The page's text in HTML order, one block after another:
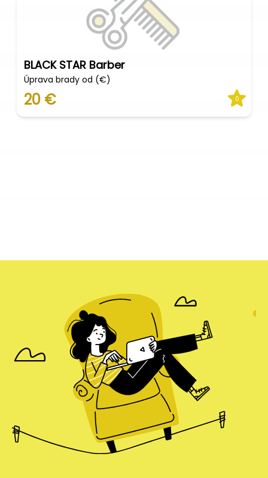
BLACK STAR Barber
Úprava brady od (€)
20 € 0